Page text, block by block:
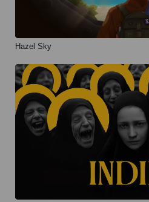
Hazel Sky